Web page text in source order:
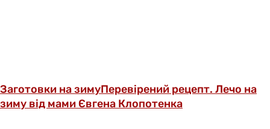
Заготовки на зимуПеревірений рецепт. Лечо на
зиму від мами Євгена Клопотенка